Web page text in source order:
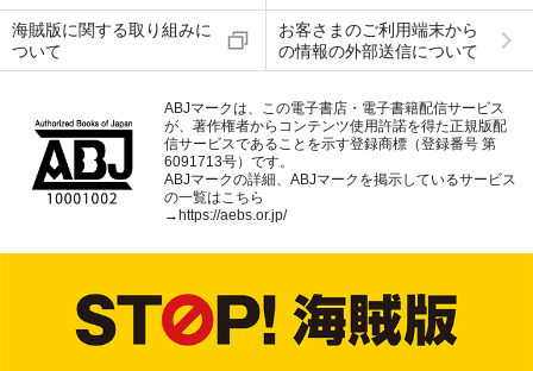
海賊版に関する取り組みに
ついて
お客さまのご利用端末から
の情報の外部送信について
ABJマークは、この電子書店・電子書籍配信サービス
が、著作権者からコンテンツ使用許諾を得た正規版配
信サービスであることを示す登録商標（登録番号 第
6091713号）です。
ABJマークの詳細、ABJマークを掲示しているサービス
の一覧はこちら
→ https://aebs.or.jp/